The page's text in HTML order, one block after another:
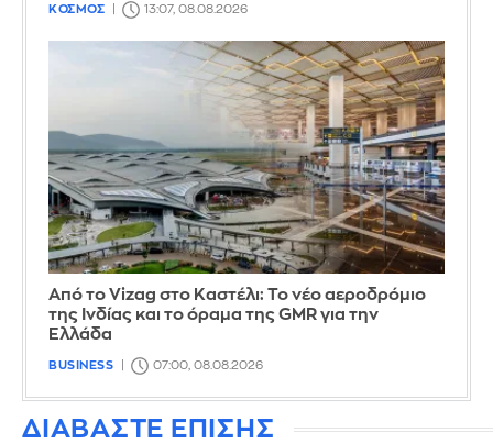
ΚΟΣΜΟΣ 13:07, 08.08.2026
Από το Vizag στο Καστέλι: Το νέο αεροδρόμιο
της Ινδίας και το όραμα της GMR για την
Ελλάδα
BUSINESS 07:00, 08.08.2026
ΔΙΑΒΑΣΤΕ ΕΠΙΣΗΣ